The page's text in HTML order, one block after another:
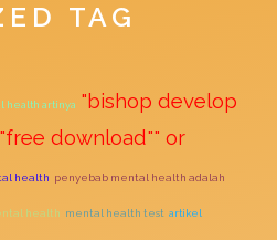
TAG
health artinya "bishop develop
download"" or
health penyebab mental health adalah
health mental health test artikel